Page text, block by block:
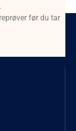
før du tar